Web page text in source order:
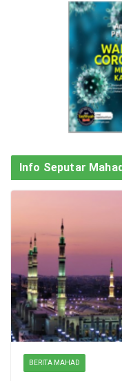
Info Seputar Mahad
BERITA MAHAD